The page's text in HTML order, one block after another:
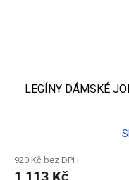
LEGÍNY DÁMSKÉ
920 Kč bez DPH
1 113 Kč